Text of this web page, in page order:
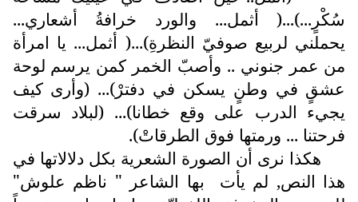
سُكْرٍ...)...( أثمل... والورد خرافةُ أشعاري...
يحملني لربيع صوفيّ النظرةِ)...( أثمل... يا امرأة
من عمر جنوني .. وأصبّ الخمر كمن يرسم لوحة
عشقٍ في وطنٍ يسكن في دفترْ)... (وأرى كيف
يجيء الدرب على وقع خطانا)... (لبلاد سرقت
فرحتنا ... ورمتها فوق الطرقاتْ).
هكذا نرى أن الصورة الشعرية بكل دلالاتها في
هذا النص, لم يأت
بها الشاعر " ناظم علوش"